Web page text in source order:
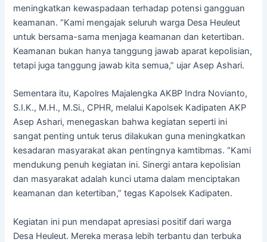
meningkatkan kewaspadaan terhadap potensi gangguan
keamanan. “Kami mengajak seluruh warga Desa Heuleut
untuk bersama-sama menjaga keamanan dan ketertiban.
Keamanan bukan hanya tanggung jawab aparat kepolisian,
tetapi juga tanggung jawab kita semua,” ujar Asep Ashari.
Sementara itu, Kapolres Majalengka AKBP Indra Novianto,
S.I.K., M.H., M.Si., CPHR, melalui Kapolsek Kadipaten AKP
Asep Ashari, menegaskan bahwa kegiatan seperti ini
sangat penting untuk terus dilakukan guna meningkatkan
kesadaran masyarakat akan pentingnya kamtibmas. “Kami
mendukung penuh kegiatan ini. Sinergi antara kepolisian
dan masyarakat adalah kunci utama dalam menciptakan
keamanan dan ketertiban,” tegas Kapolsek Kadipaten.
Kegiatan ini pun mendapat apresiasi positif dari warga
Desa Heuleut. Mereka merasa lebih terbantu dan terbuka